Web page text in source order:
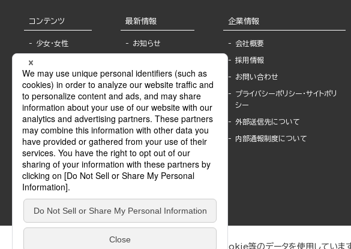
コンテンツ
少女・女性
BL
ライトノベル
青年・一般
グラビア・写真
モーター誌
SPECIAL
Sublicense
最新情報
お知らせ
報
書店様へ
海外ライセンシー
公式SNSアカウ
ント
作家一覧
Keyword list
Author list
企業情報
会社概要
採用情報
お問い合わせ
プライバシーポリシー・サイトポリ
シー
外部送信先について
内部通報制度について
ぶんか社が運営するサイトでは、利便性向上のためにCookie等のデータを使用していま